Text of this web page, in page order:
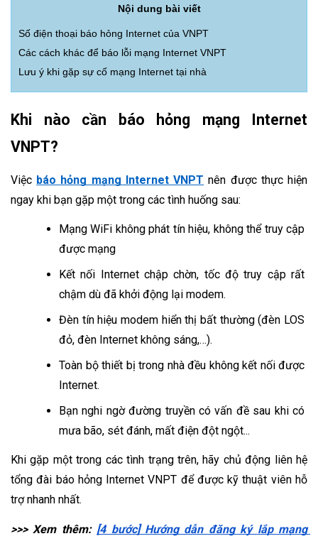
Nội dung bài viết
Số điện thoại báo hỏng Internet của VNPT
Các cách khác để báo lỗi mạng Internet VNPT
Lưu ý khi gặp sự cố mạng Internet tại nhà
Khi nào cần báo hỏng mạng Internet
VNPT?
Việc báo hỏng mạng Internet VNPT nên được thực hiện
ngay khi bạn gặp một trong các tình huống sau:
Mạng WiFi không phát tín hiệu, không thể truy cập
được mạng
Kết nối Internet chập chờn, tốc độ truy cập rất
chậm dù đã khởi động lại modem.
Đèn tín hiệu modem hiển thị bất thường (đèn LOS
đỏ, đèn Internet không sáng,…).
Toàn bộ thiết bị trong nhà đều không kết nối được
Internet.
Bạn nghi ngờ đường truyền có vấn đề sau khi có
mưa bão, sét đánh, mất điện đột ngột...
Khi gặp một trong các tình trạng trên, hãy chủ động liên hệ
tổng đài báo hỏng Internet VNPT để được kỹ thuật viên hỗ
trợ nhanh nhất.
>>> Xem thêm: [4 bước] Hướng dẫn đăng ký lắp mạng